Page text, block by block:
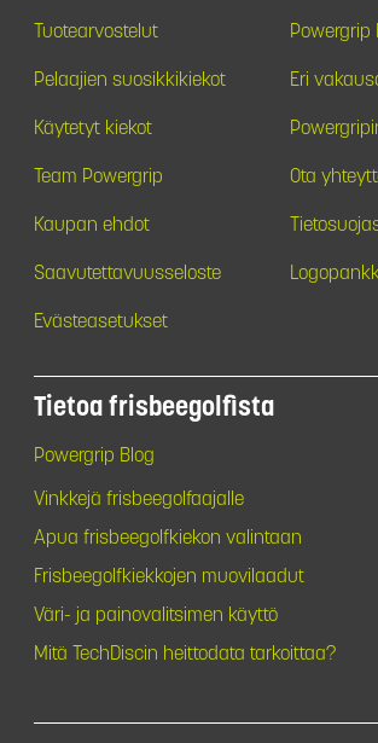
Tuotearvostelut
Pelaajien suosikkikiekot Eri
Käytetyt kiekot
Team Powergrip Ota
Kaupan ehdot
Saavutettavuusseloste
Evästeasetukset
Tietoa frisbeegolfista
Powergrip Blog
Vinkkejä frisbeegolfaajalle
Apua frisbeegolfkiekon valintaan
Frisbeegolfkiekkojen muovilaadut
Väri- ja painovalitsimen käyttö
Mitä TechDiscin heittodata tarkoittaa?